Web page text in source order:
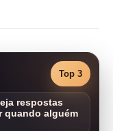
Top 3
respostas
quando alguém